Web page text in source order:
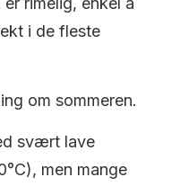
i de fleste
om sommeren.
svært lave
men mange